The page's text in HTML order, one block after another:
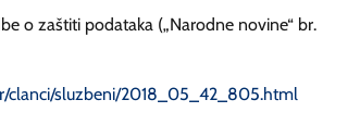
o zaštiti podataka („Narodne novine“ br.
clanci/sluzbeni/2018_05_42_805.html